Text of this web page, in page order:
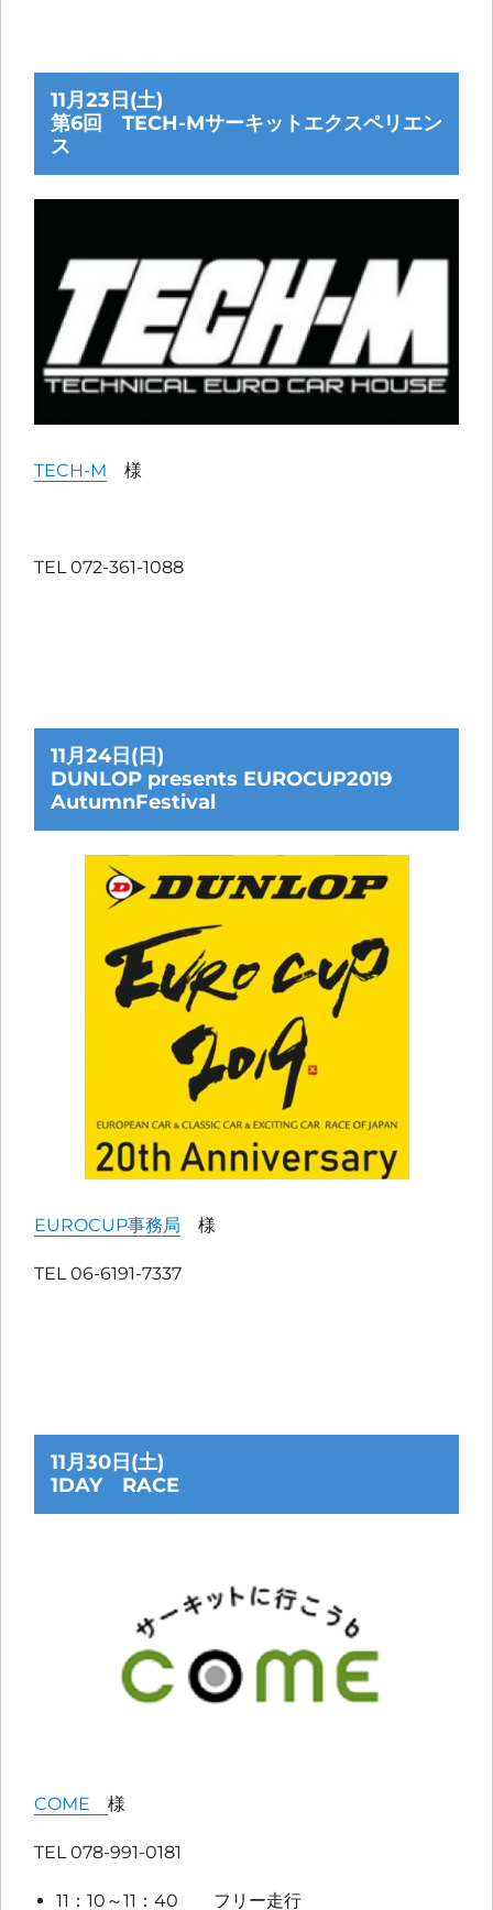
11月23日(土)
第6回 TECH-Mサーキットエクスペリエン
ス
TECH-M 様
TEL 072-361-1088
11月24日(日)
DUNLOP presents EUROCUP2019
AutumnFestival
EUROCUP事務局 様
TEL 06-6191-7337
11月30日(土)
1DAY RACE
COME 様
TEL 078-991-0181
11：10～11：40 フリー走行